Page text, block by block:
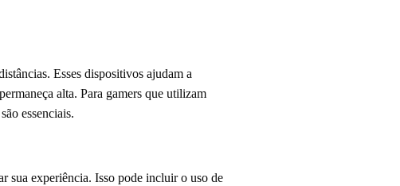
Esses dispositivos ajudam a
alta. Para gamers que utilizam
essenciais.
sua experiência. Isso pode incluir o uso de